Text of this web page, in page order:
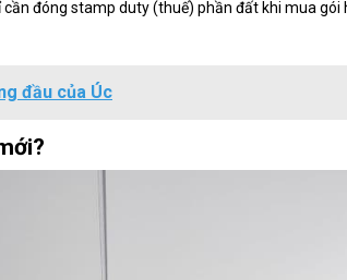
cần đóng stamp duty (thuế) phần đất khi mua
đầu của Úc